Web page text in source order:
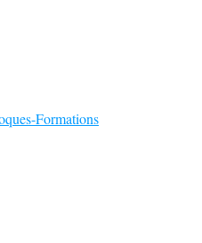
Formations